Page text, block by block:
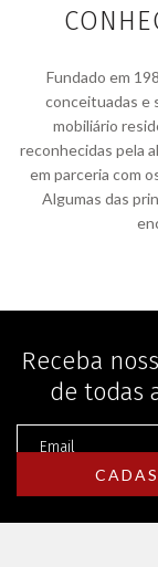
Fundado em
conceituadas e
mobiliário
reconhecidas pela
em parceria com
Algumas das
Receba
de todas